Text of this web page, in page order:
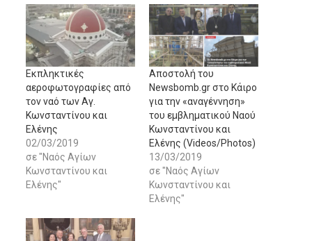
Εκπληκτικές
αεροφωτογραφίες από
τον ναό των Αγ.
Κωνσταντίνου και
Ελένης
02/03/2019
σε "Ναός Αγίων
Κωνσταντίνου και
Ελένης"
Αποστολή του
Newsbomb.gr στο Κάιρο
για την «αναγέννηση»
του εμβληματικού Ναού
Κωνσταντίνου και
Ελένης (Videos/Photos)
13/03/2019
σε "Ναός Αγίων
Κωνσταντίνου και
Ελένης"